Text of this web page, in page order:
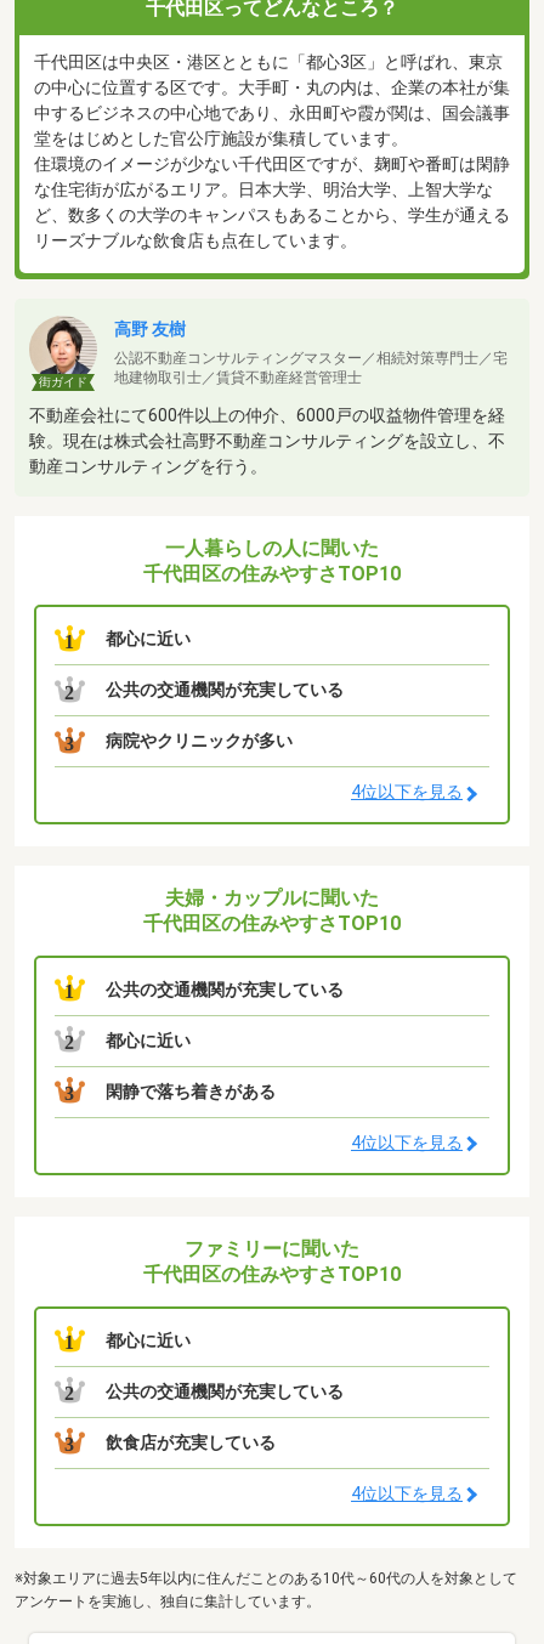
千代田区ってどんなところ？
千代田区は中央区・港区とともに「都心3区」と呼ばれ、東京
の中心に位置する区です。大手町・丸の内は、企業の本社が集
中するビジネスの中心地であり、永田町や霞が関は、国会議事
堂をはじめとした官公庁施設が集積しています。
住環境のイメージが少ない千代田区ですが、麹町や番町は閑静
な住宅街が広がるエリア。日本大学、明治大学、上智大学な
ど、数多くの大学のキャンパスもあることから、学生が通える
リーズナブルな飲食店も点在しています。
街ガイド
高野 友樹
公認不動産コンサルティングマスター／相続対策専門士／宅
地建物取引士／賃貸不動産経営管理士
不動産会社にて600件以上の仲介、6000戸の収益物件管理を経
験。現在は株式会社高野不動産コンサルティングを設立し、不
動産コンサルティングを行う。
一人暮らしの人に聞いた
千代田区の住みやすさTOP10
1 都心に近い
2 公共の交通機関が充実している
3 病院やクリニックが多い
4位以下を見る
夫婦・カップルに聞いた
千代田区の住みやすさTOP10
1 公共の交通機関が充実している
2 都心に近い
3 閑静で落ち着きがある
4位以下を見る
ファミリーに聞いた
千代田区の住みやすさTOP10
1 都心に近い
2 公共の交通機関が充実している
3 飲食店が充実している
4位以下を見る
※対象エリアに過去5年以内に住んだことのある10代～60代の人を対象として
アンケートを実施し、独自に集計しています。